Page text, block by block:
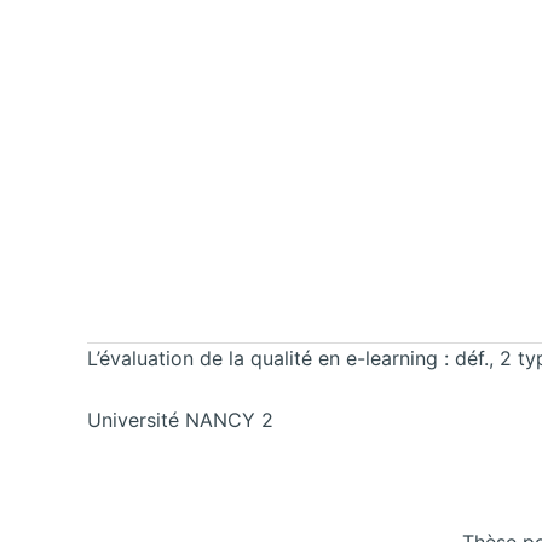
L’évaluation de la qualité en e-learning : déf., 2
Université NANCY 2